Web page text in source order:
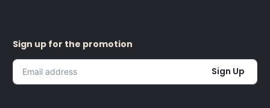
Sign up for the promotion
Sign Up